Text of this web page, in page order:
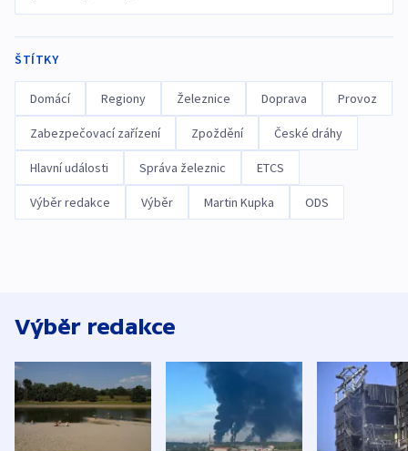
ŠTÍTKY
Domácí Regiony Železnice Doprava Provoz
Zabezpečovací zařízení Zpoždění České dráhy
Hlavní události Správa železnic ETCS
Výběr redakce Výběr Martin Kupka ODS
Výběr redakce